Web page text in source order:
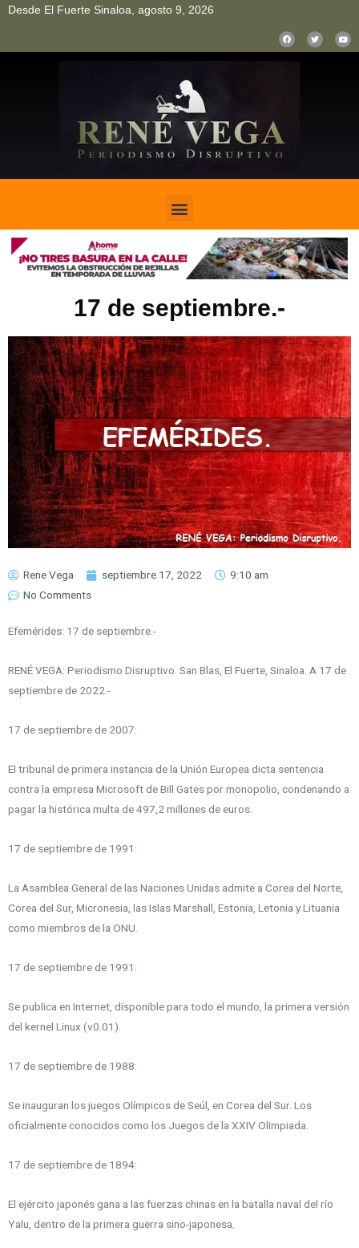
Desde El Fuerte Sinaloa, agosto 9, 2026
17 de septiembre.-
Rene Vega septiembre 17, 2022
9:10 am
No Comments
Efemérides: 17 de septiembre.-
RENÉ VEGA: Periodismo Disruptivo. San Blas, El Fuerte, Sinaloa. A 17 de
septiembre de 2022.-
17 de septiembre de 2007:
El tribunal de primera instancia de la Unión Europea dicta sentencia
contra la empresa Microsoft de Bill Gates por monopolio, condenando a
pagar la histórica multa de 497,2 millones de euros.
17 de septiembre de 1991:
La Asamblea General de las Naciones Unidas admite a Corea del Norte,
Corea del Sur, Micronesia, las Islas Marshall, Estonia, Letonia y Lituania
como miembros de la ONU.
17 de septiembre de 1991:
Se publica en Internet, disponible para todo el mundo, la primera versión
del kernel Linux (v0.01).
17 de septiembre de 1988:
Se inauguran los juegos Olímpicos de Seúl, en Corea del Sur. Los
oficialmente conocidos como los Juegos de la XXIV Olimpiada.
17 de septiembre de 1894:
El ejército japonés gana a las fuerzas chinas en la batalla naval del río
Yalu, dentro de la primera guerra sino-japonesa.